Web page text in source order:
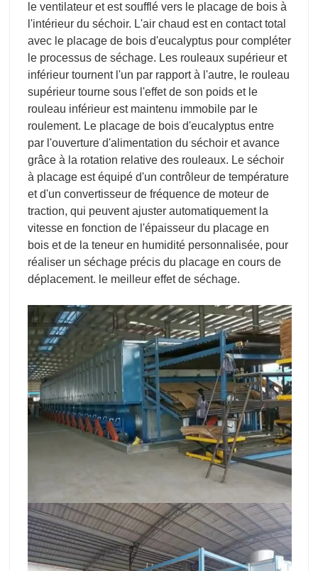
le ventilateur et est soufflé vers le placage de bois à
l'intérieur du séchoir. L'air chaud est en contact total
avec le placage de bois d'eucalyptus pour compléter
le processus de séchage. Les rouleaux supérieur et
inférieur tournent l'un par rapport à l'autre, le rouleau
supérieur tourne sous l'effet de son poids et le
rouleau inférieur est maintenu immobile par le
roulement. Le placage de bois d'eucalyptus entre
par l'ouverture d'alimentation du séchoir et avance
grâce à la rotation relative des rouleaux. Le séchoir
à placage est équipé d'un contrôleur de température
et d'un convertisseur de fréquence de moteur de
traction, qui peuvent ajuster automatiquement la
vitesse en fonction de l'épaisseur du placage en
bois et de la teneur en humidité personnalisée, pour
réaliser un séchage précis du placage en cours de
déplacement. le meilleur effet de séchage.